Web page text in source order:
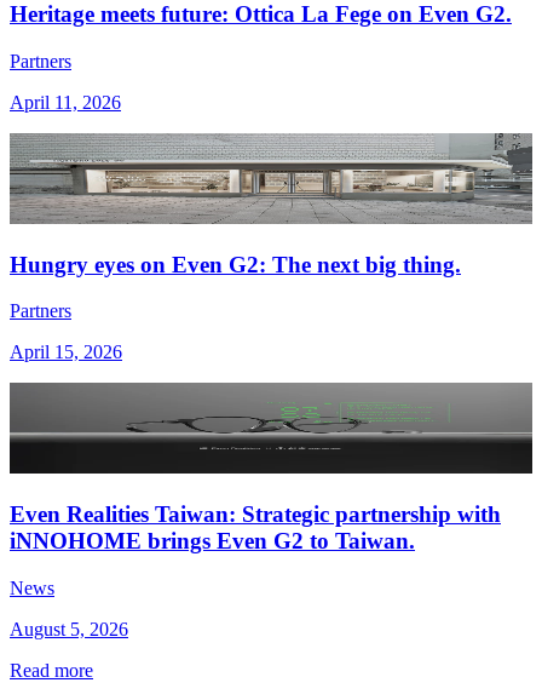
Heritage meets future: Ottica La Fege on Even G2.
Partners
April 11, 2026
Hungry eyes on Even G2: The next big thing.
Partners
April 15, 2026
Even Realities Taiwan: Strategic partnership with
iNNOHOME brings Even G2 to Taiwan.
News
August 5, 2026
Read more